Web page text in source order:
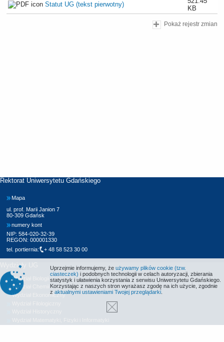
Statut UG (tekst pierwotny)
KB
Pokaż rejestr zmian
Rektorat Uniwersytetu Gdańskiego
Mapa
ul. prof. Marii Janion 7
80-309 Gdańsk
numery kont
NIP: 584-020-32-39
REGON: 000001330
tel. portiernia:
+ 48 58 523 30 00
Wydziały UG
Wydział Biologii
Wydział Chemii
Wydział Ekonomiczny
Uprzejmie informujemy, że używamy plików cookie (tzw.
ciasteczek) i podobnych technologii w celach autoryzacji, zbierania
statystyk i ułatwienia korzystania z serwisu Uniwersytetu Gdańskiego.
Korzystając z naszych stron wyrażasz zgodę na ich użycie, zgodnie
z aktualnymi ustawieniami Twojej przeglądarki